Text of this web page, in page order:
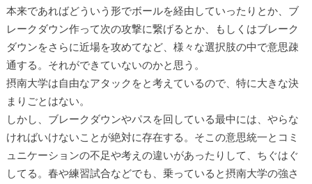
本来であればどういう形でボールを経由していったりとか、ブ
レークダウン作って次の攻撃に繋げるとか、もしくはブレーク
ダウンをさらに近場を攻めてなど、様々な選択肢の中で意思疎
通する。それができていないのかと思う。
摂南大学は自由なアタックをと考えているので、特に大きな決
まりごとはない。
しかし、ブレークダウンやパスを回している最中には、やらな
ければいけないことが絶対に存在する。そこの意思統一とコミ
ュニケーションの不足や考えの違いがあったりして、ちぐはぐ
してる。春や練習試合などでも、乗っていると摂南大学の強さ